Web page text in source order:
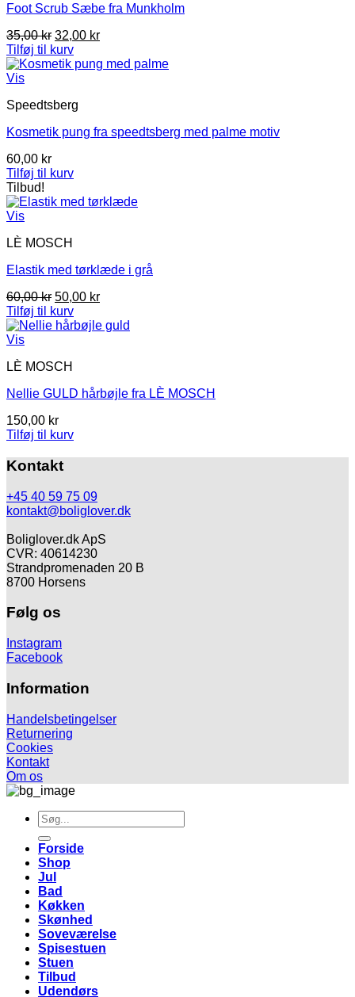
Foot Scrub Sæbe fra Munkholm
35,00kr Den
oprindelige
pris
32,00 krDen
pris
Tilføj til kurv
Vis
Speedtsberg
Kosmetik pung fra speedtsberg med palme motiv
60,00 kr
Tilføj til kurv
Tilbud!
Vis
LÈ MOSCH
Elastik med tørklæde i grå
60,00kr Den
oprindelige
pris
50,00 krDen
pris
Tilføj til kurv
Vis
LÈ MOSCH
Nellie GULD hårbøjle fra LÈ MOSCH
150,00 kr
Tilføj til kurv
Kontakt
+45 40 59 75 09
kontakt@boliglover.dk
Boliglover.dk ApS
CVR: 40614230
Strandpromenaden 20 B
8700 Horsens
Følg os
Instagram
Facebook
Information
Handelsbetingelser
Returnering
Cookies
Kontakt
Om os
Søg
efter:
Forside
Shop
Jul
Bad
Køkken
Skønhed
Soveværelse
Spisestuen
Stuen
Tilbud
Udendørs